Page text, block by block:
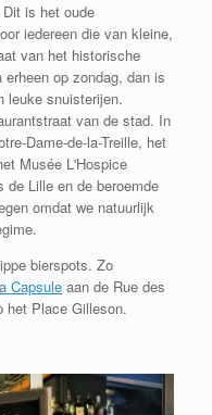
is het oude
iedereen die van kleine,
van het historische
op zondag, dan is
leuke snuisterijen.
van de stad. In
Dame-de-la-Treille, het
Musée L'Hospice
de Lille en de beroemde
omdat we natuurlijk
bierspots. Zo
Capsule aan de Rue des
het Place Gilleson.